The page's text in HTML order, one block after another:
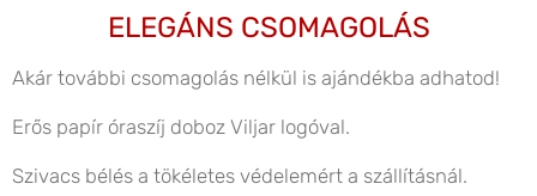
ELEGÁNS CSOMAGOLÁS
Akár további csomagolás nélkül is ajándékba adhatod!
Erős papír óraszíj doboz Viljar logóval.
Szivacs bélés a tökéletes védelemért a szállításnál.